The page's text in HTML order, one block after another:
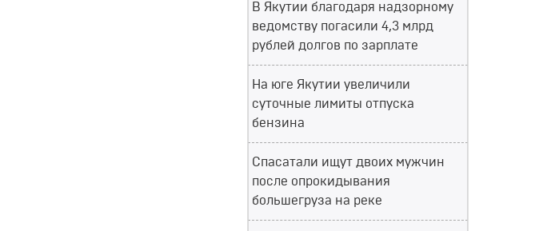
В Якутии благодаря надзорному
ведомству погасили 4,3 млрд
рублей долгов по зарплате
На юге Якутии увеличили
суточные лимиты отпуска
бензина
Спасатали ищут двоих мужчин
после опрокидывания
большегруза на реке